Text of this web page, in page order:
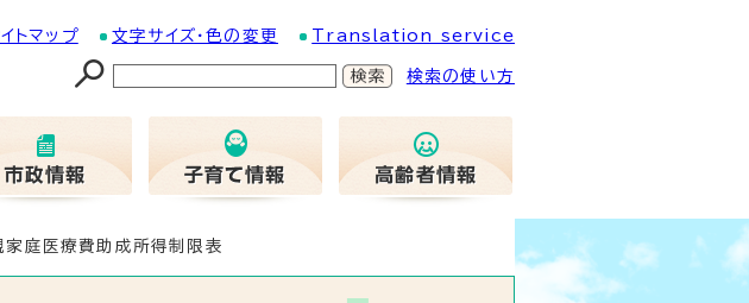
トマップ 文字サイズ・色の変更 Translation service
検索の使い方
家庭医療費助成所得制限表